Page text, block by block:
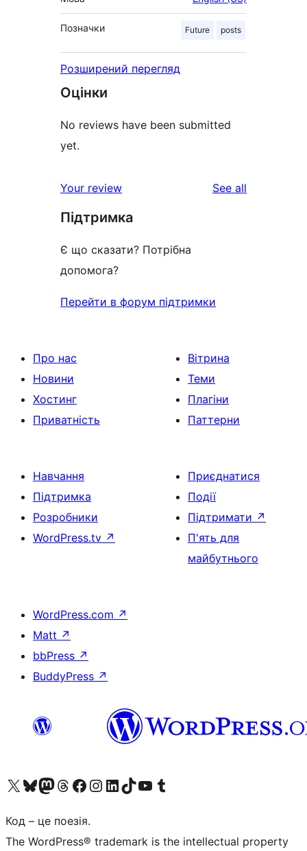
Позначки Future posts
Розширений перегляд
Оцінки
No reviews have been submitted
yet.
Your review See all
Підтримка
Є що сказати? Потрібна
допомога?
Перейти в форум підтримки
Про нас
Новини
Хостинг
Приватність
Вітрина
Теми
Плагіни
Паттерни
Навчання
Підтримка
Розробники
WordPress.tv ↗
Приєднатися
Події
Підтримати ↗
П'ять для
майбутнього
WordPress.com ↗
Matt ↗
bbPress ↗
BuddyPress ↗
Visit our X (formerly Twitter) account
Visit our Bluesky account
Завітайте до нашої стрічки в Mastodon
Visit our Threads account
Завітайте на нашу сторінку в Facebook
Visit our Instagram account
Visit our LinkedIn account
Visit our TikTok account
Visit our YouTube channel
Visit our Tumblr account
Код – це поезія.
The WordPress® trademark is the intellectual property